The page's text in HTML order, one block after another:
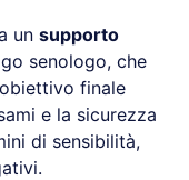
un supporto
senologo, che
finale
e la sicurezza
di sensibilità,